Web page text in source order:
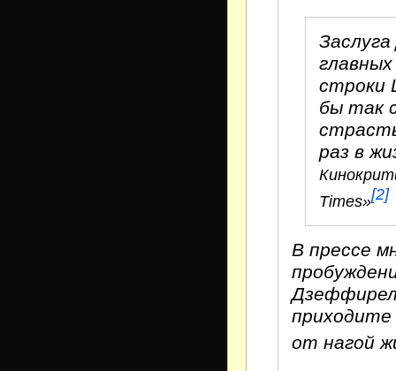
строки
бы так
раз в
Times»[2]
В прессе
приходите
от нагой